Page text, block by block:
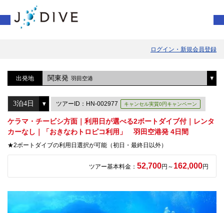
ログイン・新規会員登録
出発地 関東発 羽田空港
ツアーID：HN-002977 キャンセル実質0円キャンペーン
ケラマ・チービシ方面｜利用日が選べる2ボートダイブ付｜レンタ
カーなし｜「おきなわトロピコ利用」 羽田空港発 4日間
★2ボートダイブの利用日選択が可能（初日・最終日以外）
ツアー基本料金： 52,700円～ 162,000円